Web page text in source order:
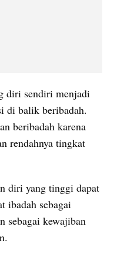
diri sendiri menjadi
di balik beribadah.
beribadah karena
rendahnya tingkat
diri yang tinggi dapat
ibadah sebagai
sebagai kewajiban